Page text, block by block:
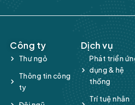
Công ty
Thư ngỏ
Thông tin công
ty
Dịch vụ
Phát triển
dụng & hệ
thống
Trí tuệ nhân